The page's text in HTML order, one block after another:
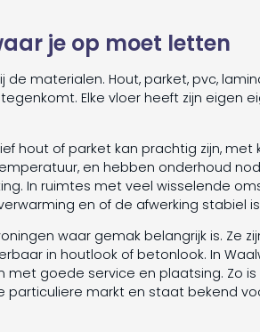
je op moet letten
materialen. Hout, parket, pvc,
Elke vloer heeft zijn eigen
hout of parket kan prachtig zijn, met
en hebben onderhoud
In ruimtes met veel wisselende
en of de afwerking stabiel
waar gemak belangrijk is. Ze
in houtlook of betonlook. In
goede service en plaatsing. Zo is
particuliere markt en staat bekend